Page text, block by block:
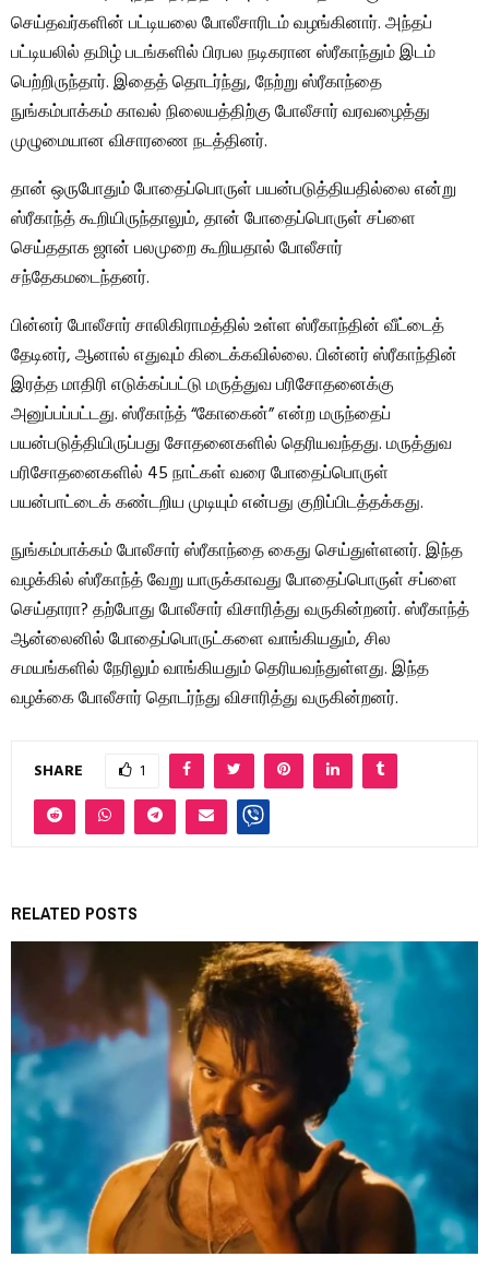
செய்தவர்களின் பட்டியலை போலீசாரிடம் வழங்கினார். அந்தப்
பட்டியலில் தமிழ் படங்களில் பிரபல நடிகரான ஸ்ரீகாந்தும் இடம்
பெற்றிருந்தார். இதைத் தொடர்ந்து, நேற்று ஸ்ரீகாந்தை
நுங்கம்பாக்கம் காவல் நிலையத்திற்கு போலீசார் வரவழைத்து
முழுமையான விசாரணை நடத்தினர்.
தான் ஒருபோதும் போதைப்பொருள் பயன்படுத்தியதில்லை என்று
ஸ்ரீகாந்த் கூறியிருந்தாலும், தான் போதைப்பொருள் சப்ளை
செய்ததாக ஜான் பலமுறை கூறியதால் போலீசார்
சந்தேகமடைந்தனர்.
பின்னர் போலீசார் சாலிகிராமத்தில் உள்ள ஸ்ரீகாந்தின் வீட்டைத்
தேடினர், ஆனால் எதுவும் கிடைக்கவில்லை. பின்னர் ஸ்ரீகாந்தின்
இரத்த மாதிரி எடுக்கப்பட்டு மருத்துவ பரிசோதனைக்கு
அனுப்பப்பட்டது. ஸ்ரீகாந்த் “கோகைன்” என்ற மருந்தைப்
பயன்படுத்தியிருப்பது சோதனைகளில் தெரியவந்தது. மருத்துவ
பரிசோதனைகளில் 45 நாட்கள் வரை போதைப்பொருள்
பயன்பாட்டைக் கண்டறிய முடியும் என்பது குறிப்பிடத்தக்கது.
நுங்கம்பாக்கம் போலீசார் ஸ்ரீகாந்தை கைது செய்துள்ளனர். இந்த
வழக்கில் ஸ்ரீகாந்த் வேறு யாருக்காவது போதைப்பொருள் சப்ளை
செய்தாரா? தற்போது போலீசார் விசாரித்து வருகின்றனர். ஸ்ரீகாந்த்
ஆன்லைனில் போதைப்பொருட்களை வாங்கியதும், சில
சமயங்களில் நேரிலும் வாங்கியதும் தெரியவந்துள்ளது. இந்த
வழக்கை போலீசார் தொடர்ந்து விசாரித்து வருகின்றனர்.
SHARE 1
RELATED POSTS